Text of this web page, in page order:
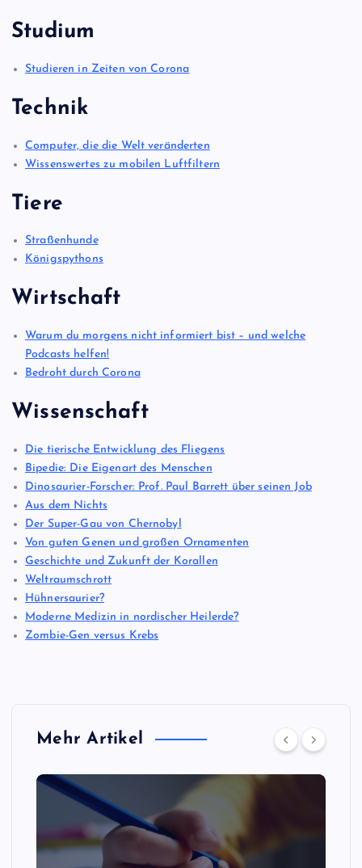
Studium
Studieren in Zeiten von Corona
Technik
Computer, die die Welt veränderten
Wissenswertes zu mobilen Luftfiltern
Tiere
Straßenhunde
Königspythons
Wirtschaft
Warum du morgens nicht informiert bist – und welche
Podcasts helfen!
Bedroht durch Corona
Wissenschaft
Die tierische Entwicklung des Fliegens
Bipedie: Die Eigenart des Menschen
Dinosaurier-Forscher: Prof. Paul Barrett über seinen Job
Aus dem Nichts
Der Super-Gau von Chernobyl
Von guten Genen und großen Ornamenten
Geschichte und Zukunft der Korallen
Weltraumschrott
Hühnersaurier?
Moderne Medizin in nordischer Heilerde?
Zombie-Gen versus Krebs
Mehr Artikel